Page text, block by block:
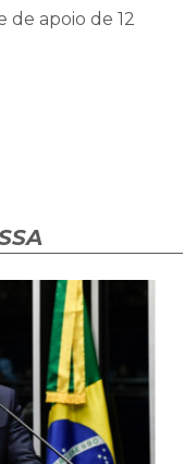
de apoio de 12